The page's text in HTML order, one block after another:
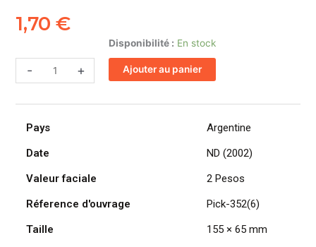
1,70€
Disponibilité : En stock
-
de
ARGENTINE
de
Pesos
ND
Bartholomée
Mitre
+ Ajouter au panier
Pays
Argentine
Date
ND (2002)
Valeur faciale
2 Pesos
Réference d'ouvrage
Pick-352(6)
Taille
155 × 65 mm